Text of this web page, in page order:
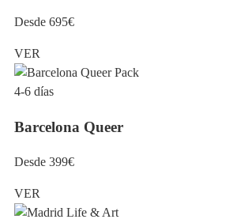
Desde 695€
VER
4-6 días
Barcelona Queer
Desde 399€
VER